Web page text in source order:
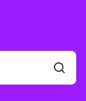
Filiale